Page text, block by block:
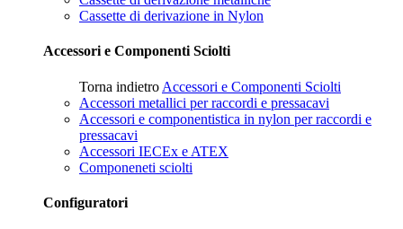
Cassette di derivazione in Nylon
Accessori e Componenti Sciolti
Torna indietro Accessori e Componenti Sciolti
Accessori metallici per raccordi e pressacavi
Accessori e componentistica in nylon per raccordi e
pressacavi
Accessori IECEx e ATEX
Componeneti sciolti
Configuratori